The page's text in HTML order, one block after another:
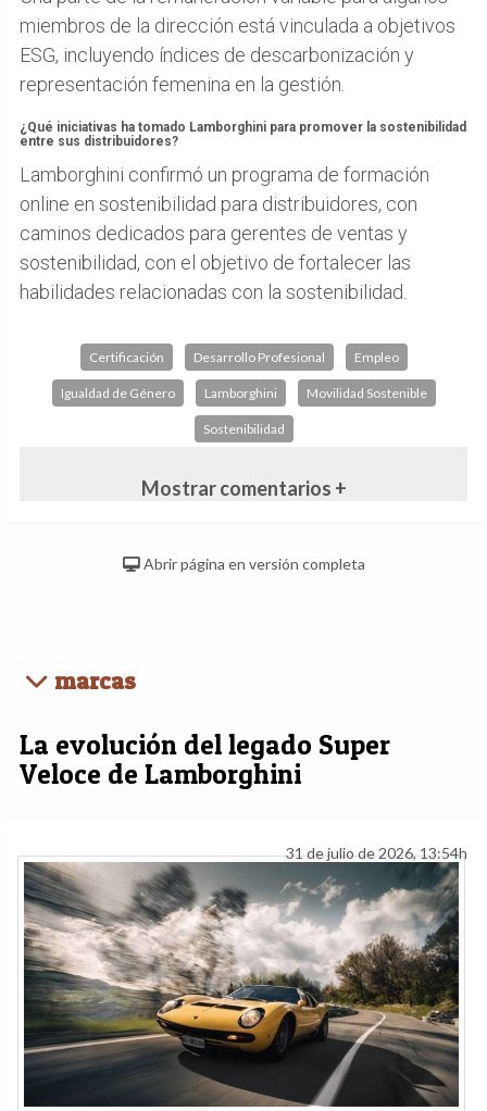
miembros de la dirección está vinculada a objetivos
ESG, incluyendo índices de descarbonización y
representación femenina en la gestión.
¿Qué iniciativas ha tomado Lamborghini para promover la sostenibilidad
entre sus distribuidores?
Lamborghini confirmó un programa de formación
online en sostenibilidad para distribuidores, con
caminos dedicados para gerentes de ventas y
sostenibilidad, con el objetivo de fortalecer las
habilidades relacionadas con la sostenibilidad.
Certificación Desarrollo Profesional Empleo
Igualdad de Género Lamborghini Movilidad Sostenible
Sostenibilidad
Mostrar comentarios +
Abrir página en versión completa
marcas
La evolución del legado Super
Veloce de Lamborghini
31 de julio de 2026, 13:54h